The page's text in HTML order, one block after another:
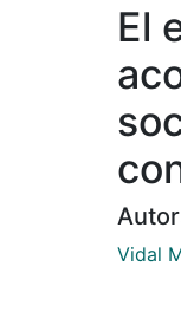
El
Vidal